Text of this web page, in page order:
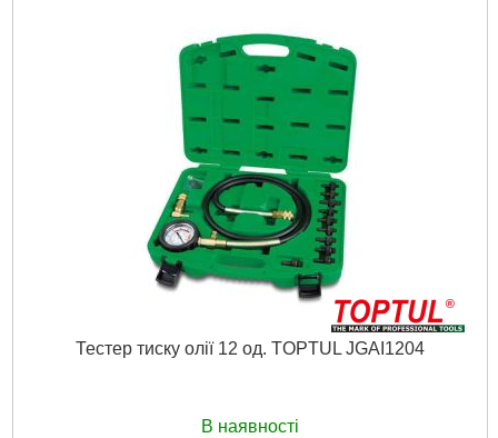
Докладніше...
Тестер тиску олії 12 од. TOPTUL JGAI1204
В наявності